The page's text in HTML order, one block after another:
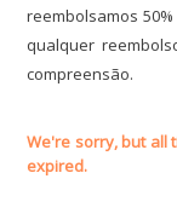
reembolsamos
qualquer
compreensão.
We're sorry, but all
expired.